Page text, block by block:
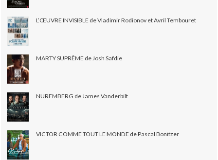
L’ŒUVRE INVISIBLE de Vladimir Rodionov et Avril Tembouret
MARTY SUPRÊME de Josh Safdie
NUREMBERG de James Vanderbilt
VICTOR COMME TOUT LE MONDE de Pascal Bonitzer